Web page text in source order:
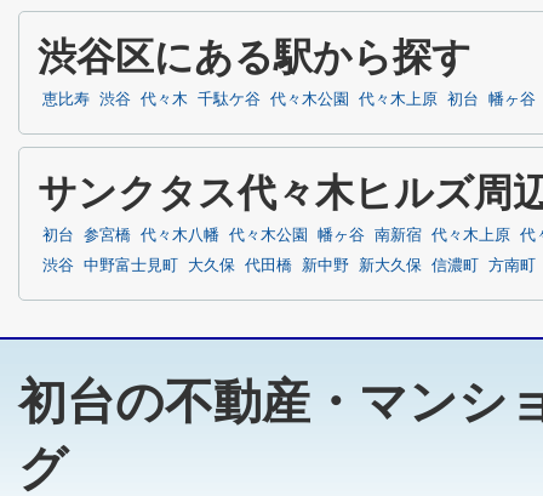
渋谷区にある駅から探す
恵比寿 渋谷 代々木 千駄ケ谷 代々木公園 代々木上原 初台 幡ヶ谷
サンクタス代々木ヒルズ周
初台 参宮橋 代々木八幡 代々木公園 幡ヶ谷 南新宿 代々木上原
代
渋谷 中野富士見町 大久保 代田橋 新中野 新大久保 信濃町 方南町
初台の不動産・マンシ
グ